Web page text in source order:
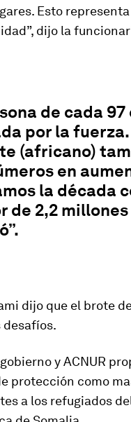
Esto
dijo la
de cada 97
por la fuerza.
(africano)
en
la década
de 2,2 millones
dijo que el brote
desafíos.
y ACNUR
protección como
a los refugiados